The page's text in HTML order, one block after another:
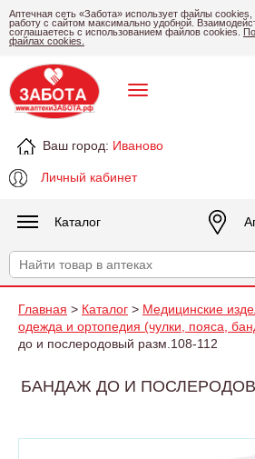
Аптечная сеть «Забота» использует файлы
работу с сайтом максимально удобной.
соглашаетесь с использованием файлов cookies.
файлах cookies.
Ваш город: Иваново
Личный кабинет
Каталог
Главная > Каталог > Медицинские
одежда и ортопедия (чулки, пояса,
до и послеродовый разм.108-112
БАНДАЖ ДО И